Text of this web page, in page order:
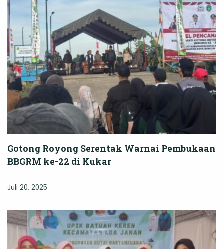
Gotong Royong Serentak Warnai Pembukaan
BBGRM ke-22 di Kukar
Juli 20, 2025